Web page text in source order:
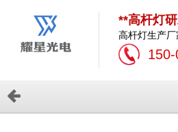
**高杆灯
高杆灯生产厂